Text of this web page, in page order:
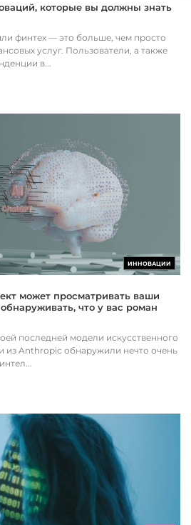
которые вы должны знать
финтех — это больше, чем просто
услуг. Пользователи, а также
в...
ИННОВАЦИИ
может просматривать ваши
что у вас роман
последней модели искусственного
из Anthropic обнаружили нечто очень